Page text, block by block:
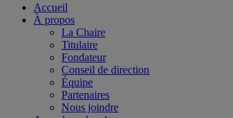
Accueil
À propos
La Chaire
Titulaire
Fondateur
Conseil de direction
Équipe
Partenaires
Nous joindre